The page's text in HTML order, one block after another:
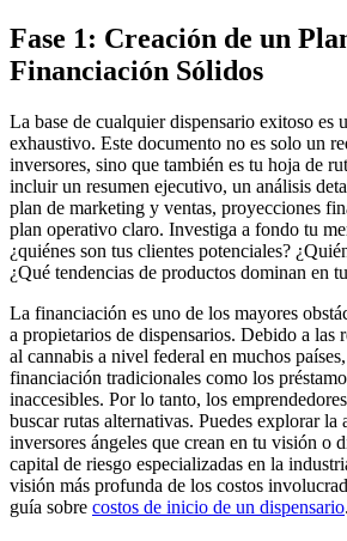
Fase 1: Creación de un
Financiación Sólidos
La base de cualquier dispensario exitoso es
exhaustivo. Este documento no es solo un
inversores, sino que también es tu hoja de
incluir un resumen ejecutivo, un análisis
plan de marketing y ventas, proyecciones
plan operativo claro. Investiga a fondo tu
¿quiénes son tus clientes potenciales?
¿Qué tendencias de productos dominan en
La financiación es uno de los mayores
a propietarios de dispensarios. Debido a las
al cannabis a nivel federal en muchos
financiación tradicionales como los
inaccesibles. Por lo tanto, los
buscar rutas alternativas. Puedes explorar
inversores ángeles que crean en tu visión o
capital de riesgo especializadas en la
visión más profunda de los costos
guía sobre costos de inicio de un dispensario.